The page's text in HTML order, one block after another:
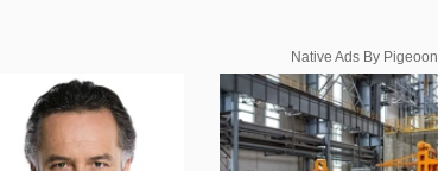
Native Ads By Pigeoon